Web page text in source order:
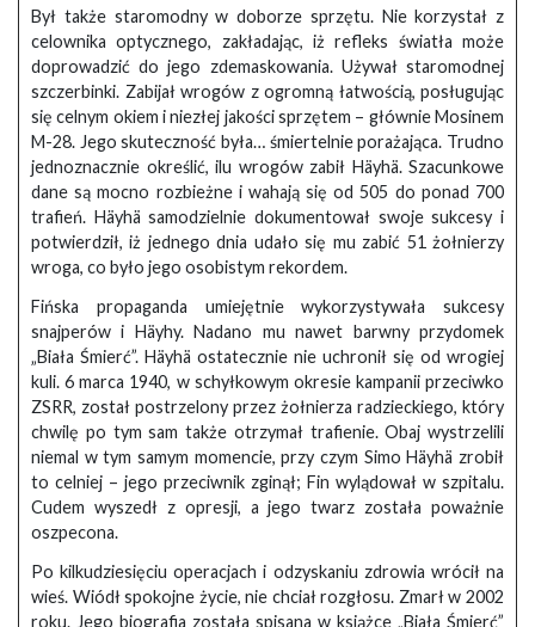
Był także staromodny w doborze sprzętu. Nie korzystał z
celownika optycznego, zakładając, iż refleks światła może
doprowadzić do jego zdemaskowania. Używał staromodnej
szczerbinki. Zabijał wrogów z ogromną łatwością, posługując
się celnym okiem i niezłej jakości sprzętem – głównie Mosinem
M-28. Jego skuteczność była… śmiertelnie porażająca. Trudno
jednoznacznie określić, ilu wrogów zabił Häyhä. Szacunkowe
dane są mocno rozbieżne i wahają się od 505 do ponad 700
trafień. Häyhä samodzielnie dokumentował swoje sukcesy i
potwierdził, iż jednego dnia udało się mu zabić 51 żołnierzy
wroga, co było jego osobistym rekordem.
Fińska propaganda umiejętnie wykorzystywała sukcesy
snajperów i Häyhy. Nadano mu nawet barwny przydomek
„Biała Śmierć”. Häyhä ostatecznie nie uchronił się od wrogiej
kuli. 6 marca 1940, w schyłkowym okresie kampanii przeciwko
ZSRR, został postrzelony przez żołnierza radzieckiego, który
chwilę po tym sam także otrzymał trafienie. Obaj wystrzelili
niemal w tym samym momencie, przy czym Simo Häyhä zrobił
to celniej – jego przeciwnik zginął; Fin wylądował w szpitalu.
Cudem wyszedł z opresji, a jego twarz została poważnie
oszpecona.
Po kilkudziesięciu operacjach i odzyskaniu zdrowia wrócił na
wieś. Wiódł spokojne życie, nie chciał rozgłosu. Zmarł w 2002
roku. Jego biografia została spisana w książce „Biała Śmierć”